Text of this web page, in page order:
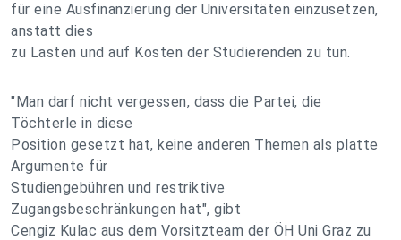
für eine Ausfinanzierung der Universitäten einzusetzen,
anstatt dies
zu Lasten und auf Kosten der Studierenden zu tun.
"Man darf nicht vergessen, dass die Partei, die
Töchterle in diese
Position gesetzt hat, keine anderen Themen als platte
Argumente für
Studiengebühren und restriktive
Zugangsbeschränkungen hat", gibt
Cengiz Kulac aus dem Vorsitzteam der ÖH Uni Graz zu